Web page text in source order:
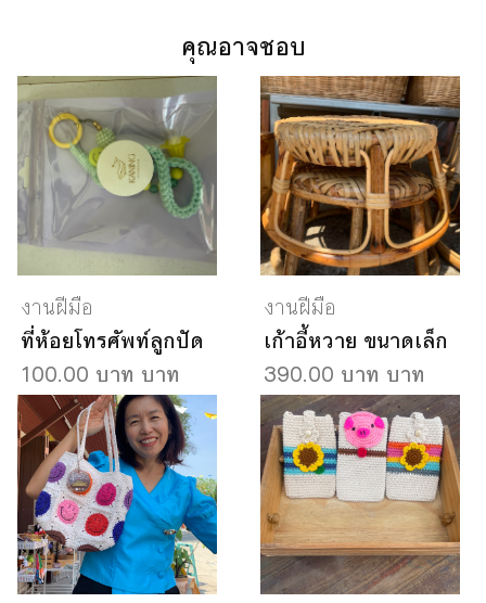
คุณอาจชอบ
งานฝีมือ
ที่ห้อยโทรศัพท์ลูกปัด
100.00 บาท บาท
งานฝีมือ
เก้าอี้หวาย ขนาดเล็ก
390.00 บาท บาท